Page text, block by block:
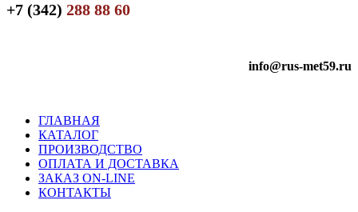
+7 (342) 288 88 60
info@rus-met59.ru
ГЛАВНАЯ
КАТАЛОГ
ПРОИЗВОДСТВО
ОПЛАТА И ДОСТАВКА
ЗАКАЗ ON-LINE
КОНТАКТЫ